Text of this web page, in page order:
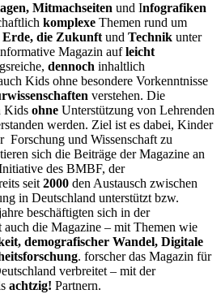
Mitmachseiten und Infografiken
komplexe Themen rund um
Erde, die Zukunft und Technik unter
Magazin aufleicht
dennoch inhaltlich
Kids ohne besondere Vorkenntnisse
verstehen. Die
Kids ohne Unterstützung von Lehrenden
werden. Ziel ist es dabei, Kinder
Forschung und Wissenschaft zu
sich die Beiträge der Magazine an
des BMBF, der
seit 2000 den Austausch zwischen
in Deutschland unterstützt bzw.
beschäftigten sich in der
auch die Magazine – mit Themen wie
demografischer Wandel, Digitale
. forscher das Magazin für
verbreitet – mit der
achtzig! Partnern.